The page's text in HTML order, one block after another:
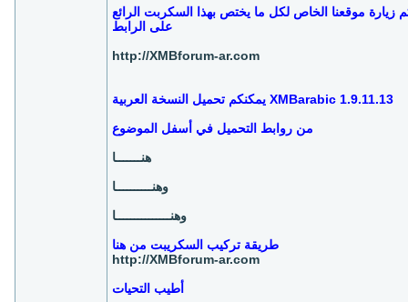
زيارة موقعنا الخاص لكل ما يختص بهذا السكربت الرائع
على الرابط
http://XMBforum-ar.com
يمكنكم تحميل النسخة العربية XMBarabic 1.9.11.13
من روابط التحميل في أسفل الموضوع
هنـــــــا
وهنــــــــــا
وهنـــــــــــــــا
طريقة تركيب السكريبت من هنا
http://XMBforum-ar.com
أطيب التحيات